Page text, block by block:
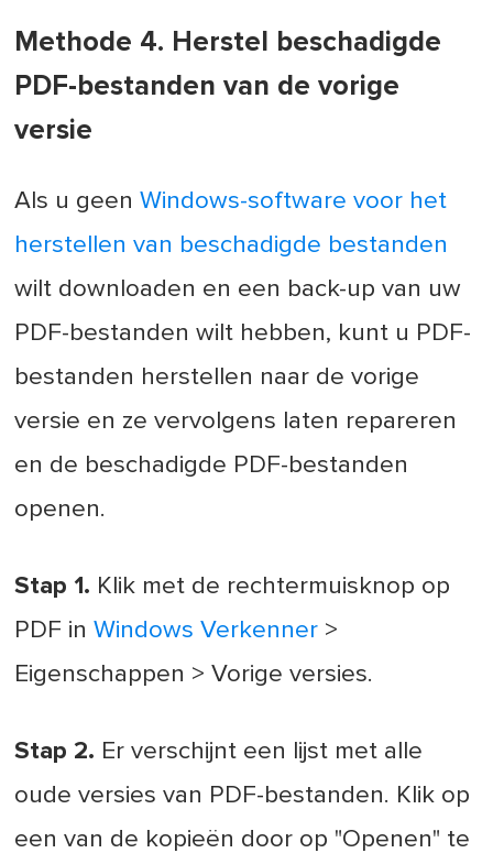
Methode 4. Herstel beschadigde
PDF-bestanden van de vorige
versie
Als u geenWindows-software voor het
herstellen van beschadigde bestanden
wilt downloaden en een back-up van uw
PDF-bestanden wilt hebben, kunt u PDF-
bestanden herstellen naar de vorige
versie en ze vervolgens laten repareren
en de beschadigde PDF-bestanden
openen.
Stap 1. Klik met de rechtermuisknop op
PDF inWindows Verkenner >
Eigenschappen > Vorige versies.
Stap 2. Er verschijnt een lijst met alle
oude versies van PDF-bestanden. Klik op
een van de kopieën door op "Openen" te